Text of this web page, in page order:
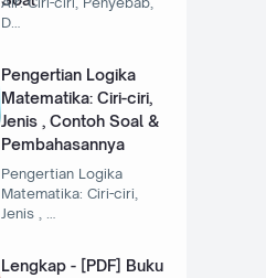
D…
Pengertian Logika
Matematika: Ciri-ciri,
Jenis , Contoh Soal &
Pembahasannya
Pengertian Logika
Matematika: Ciri-ciri,
Jenis , …
Lengkap - [PDF] Buku